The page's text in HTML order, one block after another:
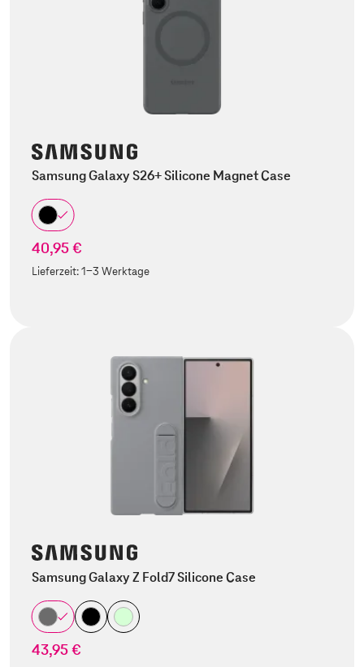
Samsung Galaxy S26+ Silicone Magnet Case
40,95 €
Lieferzeit:1-3 Werktage
Samsung Galaxy Z Fold7 Silicone Case
43,95 €